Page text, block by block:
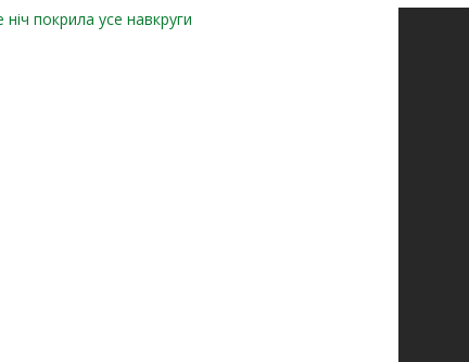
покрила усе навкруги